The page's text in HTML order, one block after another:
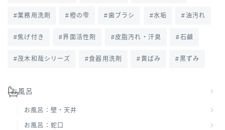
業務用洗剤 橙の雫 歯ブラシ 水垢 油汚れ
焦げ付き 界面活性剤 皮脂汚れ・汗臭 石鹸
茂木和哉シリーズ 食器用洗剤 黄ばみ 黒ずみ
お風呂
お風呂：壁・天井
お風呂：蛇口